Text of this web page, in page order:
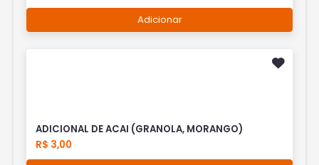
Adicionar
ADICIONAL DE ACAI (GRANOLA, MORANGO)
R$ 3,00